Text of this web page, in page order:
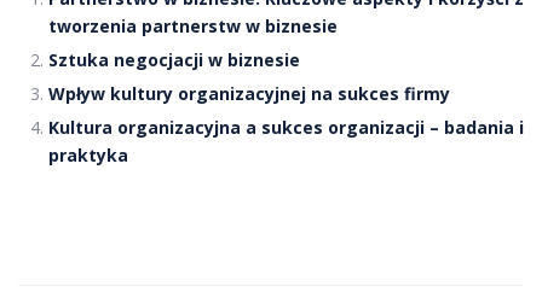
tworzenia partnerstw w biznesie
Sztuka negocjacji w biznesie
Wpływ kultury organizacyjnej na sukces firmy
Kultura organizacyjna a sukces organizacji – badania i
praktyka